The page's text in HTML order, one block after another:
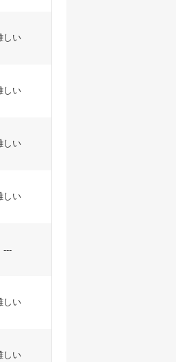
しい
しい
しい
しい
---
しい
しい